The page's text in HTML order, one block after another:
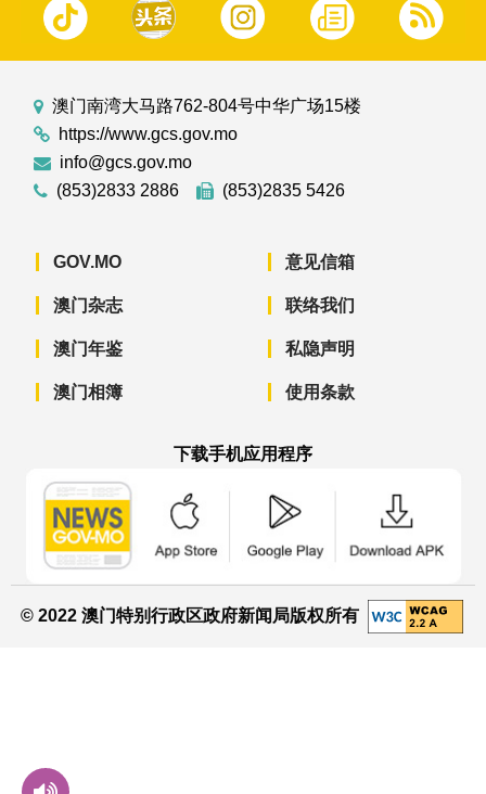
澳门南湾大马路762-804号中华广场15楼
https://www.gcs.gov.mo
info@gcs.gov.mo
(853)2833 2886
(853)2835 5426
GOV.MO
澳门杂志
澳门年鉴
澳门相簿
意见信箱
联络我们
私隐声明
使用条款
下载手机应用程序
© 2022 澳门特别行政区政府新闻局版权所有